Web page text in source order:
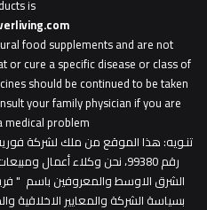
is
food supplements and are not
or cure a specific disease or class of
should be continued to be taken
your family physician if you are
problem.
تنـويه: هذا الموقع من ملك لشركة
رقم 99380، نحن وكلاء أعمال
الشرق الاوسط والمعروفين باسم "
بسياسة الشركة والمعايير الاخلاقية